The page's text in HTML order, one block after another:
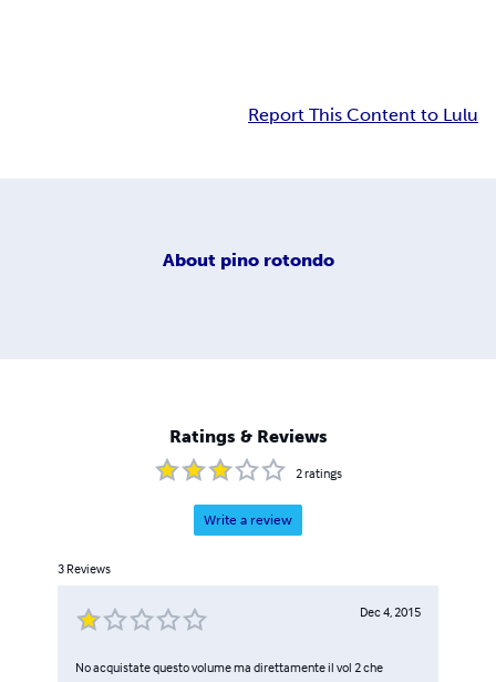
Report This Content to Lulu
About pino rotondo
Ratings & Reviews
2ratings
Write a review
3 Reviews
Dec 4, 2015
No acquistate questo volume ma direttamente il vol 2 che